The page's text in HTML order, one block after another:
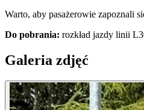
Warto, aby pasażerowie zapoznali
Do pobrania: rozkład jazdy linii
Galeria zdjęć